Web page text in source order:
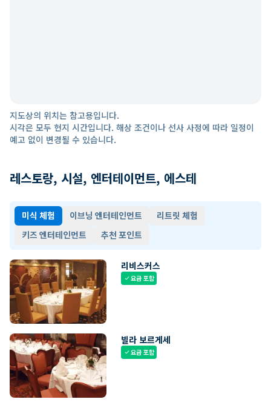
지도상의 위치는 참고용입니다.
시각은 모두 현지 시간입니다. 해상 조건이나 선사 사정에 따라 일정이
예고 없이 변경될 수 있습니다.
레스토랑, 시설, 엔터테이먼트, 에스테
미식 체험 이브닝 엔터테인먼트
리트릿 체험
키즈 엔터테인먼트
추천 포인트
리비스커스
check요금 포함
빌라 보르게세
check요금 포함